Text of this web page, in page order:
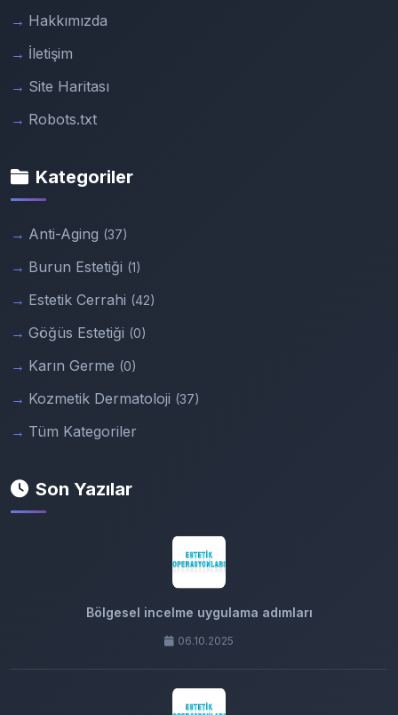
Hakkımızda
İletişim
Site Haritası
Robots.txt
Kategoriler
Anti-Aging (37)
Burun Estetiği (1)
Estetik Cerrahi (42)
Göğüs Estetiği (0)
Karın Germe (0)
Kozmetik Dermatoloji (37)
Tüm Kategoriler
Son Yazılar
Bölgesel incelme uygulama adımları
06.10.2025